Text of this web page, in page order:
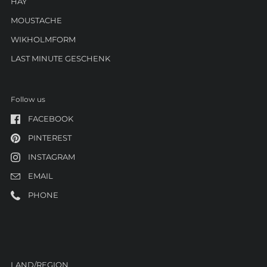
MOUSTACHE
WIKHOLMFORM
LAST MINUTE GESCHENK
Follow us
FACEBOOK
PINTEREST
INSTAGRAM
EMAIL
PHONE
LAND/REGION